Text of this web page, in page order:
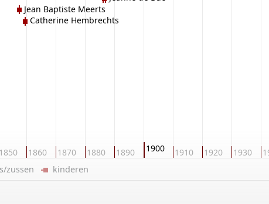
1850 1860 1870 1880 1890 1900 1910 1920 1930
Jean Baptiste Meerts
Catherine Hembrechts
zussen kinderen